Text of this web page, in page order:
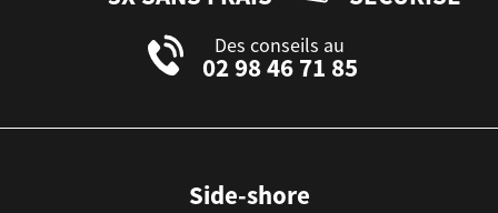
Des conseils au
02 98 46 71 85
Side-shore